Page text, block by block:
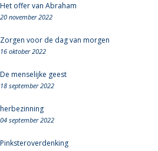
Het offer van Abraham
20 november 2022
Zorgen voor de dag van morgen
16 oktober 2022
De menselijke geest
18 september 2022
herbezinning
04 september 2022
Pinksteroverdenking